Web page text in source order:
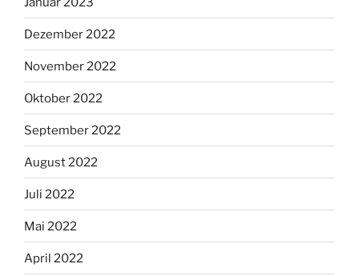
Dezember 2022
November 2022
Oktober 2022
September 2022
August 2022
Juli 2022
Mai 2022
April 2022